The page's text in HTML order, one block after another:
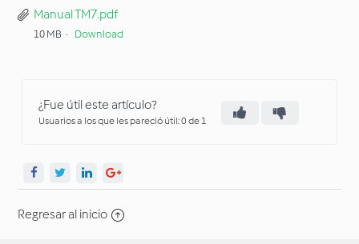
Manual TM7.pdf
10 MB Download
¿Fue útil este artículo?
Usuarios a los que les pareció útil: 0 de 1
Regresar al inicio